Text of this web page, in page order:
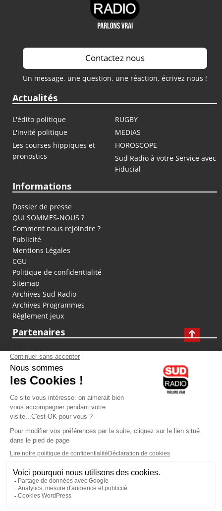
Contactez nous
Un message, une question, une réaction, écrivez nous !
Actualités
L'édito politique
RUGBY
L'invité politique
MEDIAS
Les courses hippiques et
pronostics
HOROSCOPE
Sud Radio à votre Service avec
Fiducial
Informations
Dossier de presse
QUI SOMMES-NOUS ?
Comment nous rejoindre ?
Publicité
Mentions Légales
CGU
Politique de confidentialité
Sitemap
Archives Sud Radio
Archives Programmes
Règlement jeux
Partenaires
fiducial.fr
lyoncapitale.fr
olympique-et-lyonnais.com
L'application Iphone / Android
Téléchargez l'application
Les cookies
Gestion des cookies
Crédit photos : ©Sud Radio / Pierre Olivier